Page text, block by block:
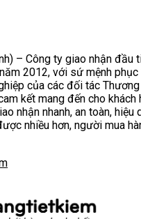
– Công ty giao nhận đầu
2012, với sứ mệnh phục
của các đối tác
kết mang đến cho khách
nhận nhanh, an toàn, hiệu
nhiều hơn, người mua